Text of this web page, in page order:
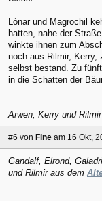
Lónar und Magrochil
hatten, nahe der
winkte ihnen zum
noch aus Rilmir, Kerry,
selbst bestand. Zu
in die Schatten der
Arwen, Kerry und
#6 von Fine am 16 Okt,
Gandalf, Elrond,
und Rilmir aus dem